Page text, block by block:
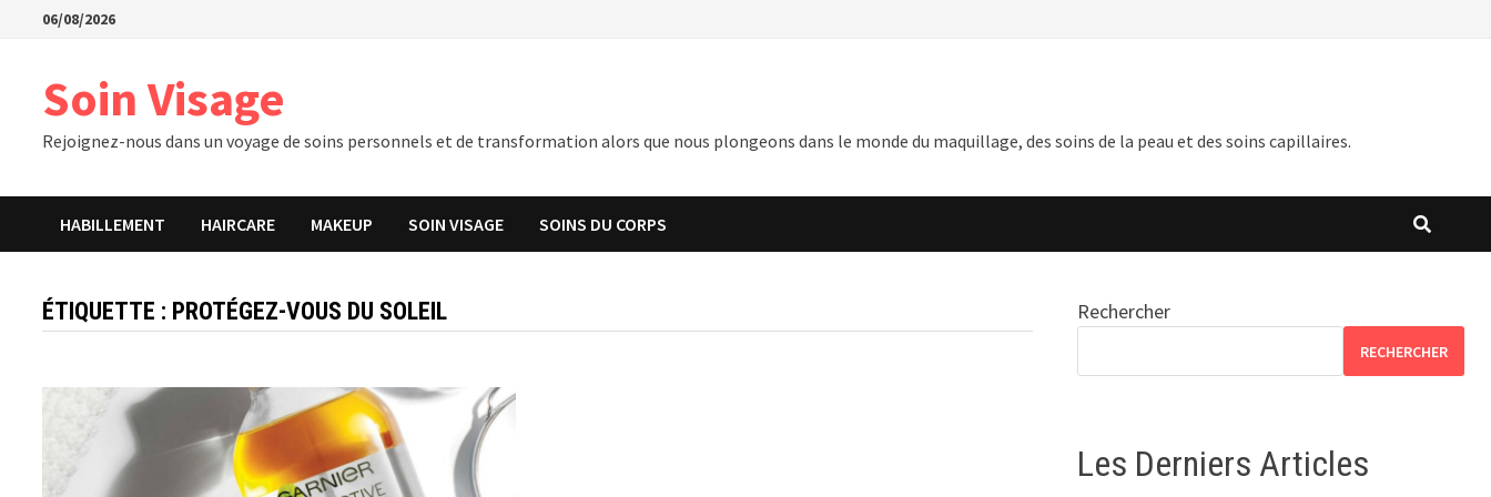
Passer06/08/2026
Soin Visage
Rejoignez-nous dans un voyage de soins personnels et de transformation alors que nous plongeons dans le monde du maquillage, des soins de la peau et des soins capillaires.
HABILLEMENT HAIRCARE MAKEUP SOIN VISAGE SOINS DU CORPS
ÉTIQUETTE : PROTÉGEZ-VOUS DU SOLEIL Rechercher
RECHERCHER
Les Derniers Articles